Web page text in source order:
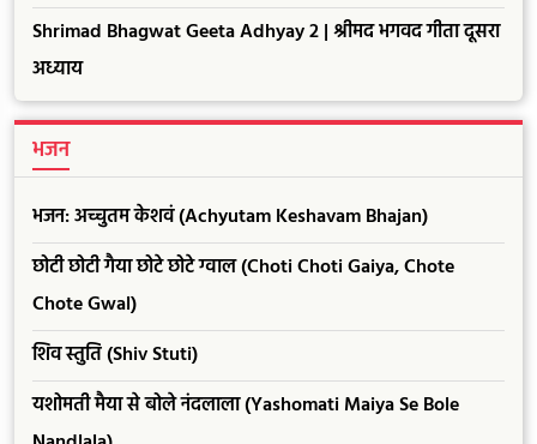
Shrimad Bhagwat Geeta Adhyay 2 | श्रीमद भगवद गीता दूसरा
अध्याय
भजन
भजन: अच्चुतम केशवं (Achyutam Keshavam Bhajan)
छोटी छोटी गैया छोटे छोटे ग्वाल (Choti Choti Gaiya, Chote
Chote Gwal)
शिव स्तुति (Shiv Stuti)
यशोमती मैया से बोले नंदलाला (Yashomati Maiya Se Bole